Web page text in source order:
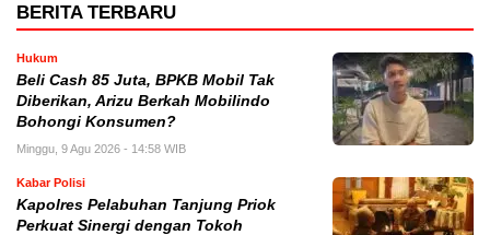
BERITA TERBARU
Hukum
‎Beli Cash 85 Juta, BPKB Mobil Tak
Diberikan, Arizu Berkah Mobilindo
Bohongi Konsumen?
Minggu, 9 Agu 2026 - 14:58 WIB
Kabar Polisi
Kapolres Pelabuhan Tanjung Priok
Perkuat Sinergi dengan Tokoh